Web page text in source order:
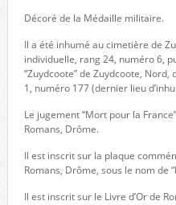
Décoré de la Médaille militaire.
Il a été inhumé au cimetière de
individuelle, rang 24, numéro 6,
“Zuydcoote” de Zuydcoote,
1, numéro 177 (dernier lieu
Le jugement “Mort pour la
Romans, Drôme.
Il est inscrit sur la plaque
Romans, Drôme, sous le nom de
Il est inscrit sur le Livre d’Or de